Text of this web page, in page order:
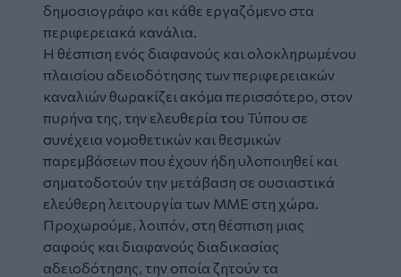
δημοσιογράφο και κάθε εργαζόμενο στα
περιφερειακά κανάλια.
Η θέσπιση ενός διαφανούς και ολοκληρωμένου
πλαισίου αδειοδότησης των περιφερειακών
καναλιών θωρακίζει ακόμα περισσότερο, στον
πυρήνα της, την ελευθερία του Τύπου σε
συνέχεια νομοθετικών και θεσμικών
παρεμβάσεων που έχουν ήδη υλοποιηθεί και
σηματοδοτούν την μετάβαση σε ουσιαστικά
ελεύθερη λειτουργία των ΜΜΕ στη χώρα.
Προχωρούμε, λοιπόν, στη θέσπιση μιας
σαφούς και διαφανούς διαδικασίας
αδειοδότησης, την οποία ζητούν τα